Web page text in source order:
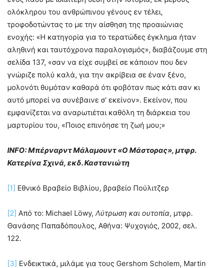
ολόκληρου του ανθρώπινου γένους εν τέλει,
τροφοδοτώντας το με την αίσθηση της προαιώνιας
ενοχής: «Η κατηγορία για το τερατώδες έγκλημα ήταν
αληθινή και ταυτόχρονα παραλογισμός», διαβάζουμε στη
σελίδα 137, «σαν να είχε συμβεί σε κάποιον που δεν
γνώριζε πολύ καλά, για την ακρίβεια σε έναν ξένο,
μολονότι θυμόταν καθαρά ότι φοβόταν πως κάτι σαν κι
αυτό μπορεί να συνέβαινε σ’ εκείνον». Εκείνον, που
εμφανίζεται να αναρωτιέται καθόλη τη διάρκεια του
μαρτυρίου του, «Ποιος επινόησε τη ζωή μου;»
INFO: Μπέρναρντ Μάλαμουντ «Ο Μάστορας», μτφρ.
Κατερίνα Σχινά, εκδ. Καστανιώτη
[1] Εθνικό Βραβείο Βιβλίου, βραβείο Πούλιτζερ
[2] Από το: Michael Löwy, Λύτρωση και ουτοπία, μτφρ.
Θανάσης Παπαδόπουλος, Αθήνα: Ψυχογιός, 2002, σελ.
122.
[3] Ενδεικτικά, μιλάμε για τους Gershom Scholem, Martin